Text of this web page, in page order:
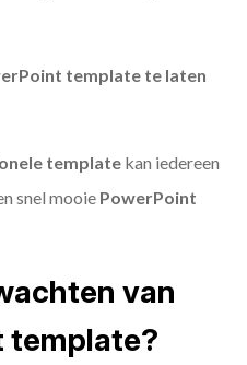
template te laten
template kan iedereen
snel mooie PowerPoint
van
template?